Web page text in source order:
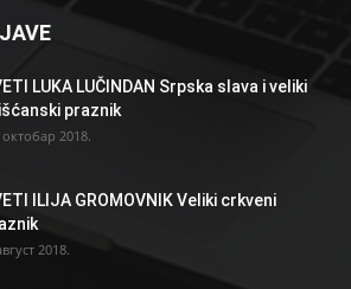
LUKA LUČINDAN Srpska slava i veliki
praznik
2018.
ILIJA GROMOVNIK Veliki crkveni
2018.